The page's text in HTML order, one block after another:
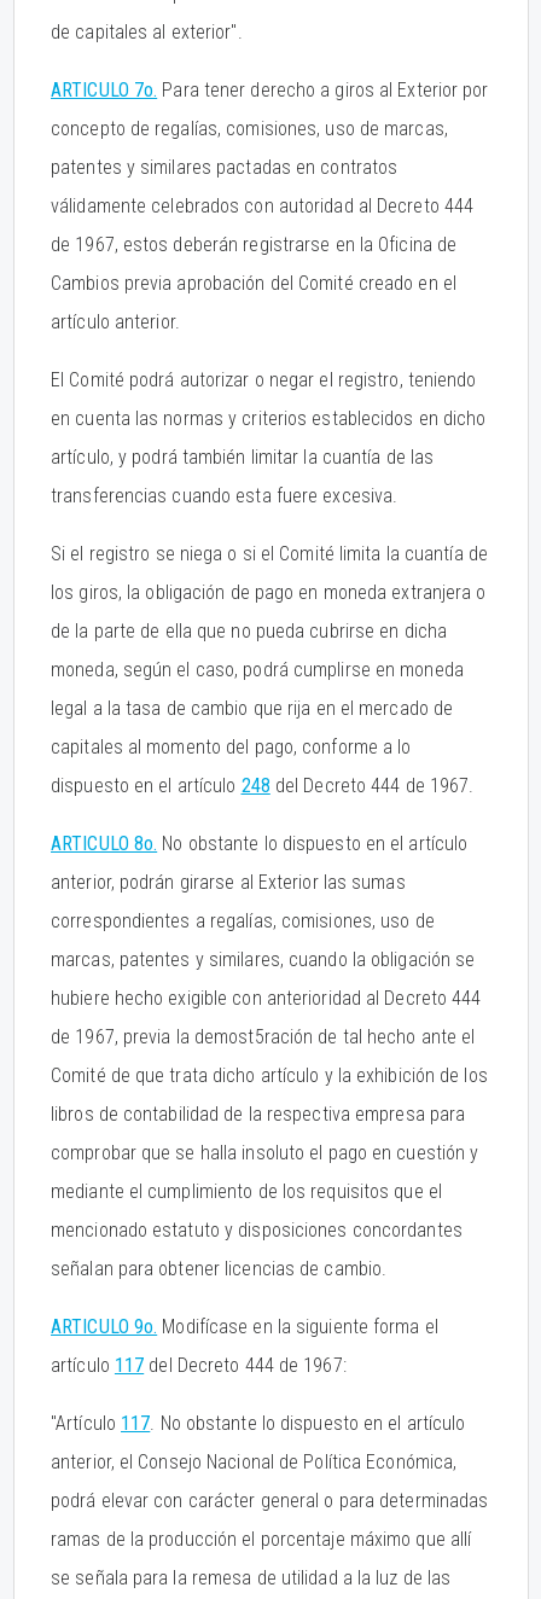
de capitales al exterior".
ARTICULO 7o. Para tener derecho a giros al Exterior por
concepto de regalías, comisiones, uso de marcas,
patentes y similares pactadas en contratos
válidamente celebrados con autoridad al Decreto 444
de 1967, estos deberán registrarse en la Oficina de
Cambios previa aprobación del Comité creado en el
artículo anterior.
El Comité podrá autorizar o negar el registro, teniendo
en cuenta las normas y criterios establecidos en dicho
artículo, y podrá también limitar la cuantía de las
transferencias cuando esta fuere excesiva.
Si el registro se niega o si el Comité limita la cuantía de
los giros, la obligación de pago en moneda extranjera o
de la parte de ella que no pueda cubrirse en dicha
moneda, según el caso, podrá cumplirse en moneda
legal a la tasa de cambio que rija en el mercado de
capitales al momento del pago, conforme a lo
dispuesto en el artículo 248 del Decreto 444 de 1967.
ARTICULO 8o. No obstante lo dispuesto en el artículo
anterior, podrán girarse al Exterior las sumas
correspondientes a regalías, comisiones, uso de
marcas, patentes y similares, cuando la obligación se
hubiere hecho exigible con anterioridad al Decreto 444
de 1967, previa la demost5ración de tal hecho ante el
Comité de que trata dicho artículo y la exhibición de los
libros de contabilidad de la respectiva empresa para
comprobar que se halla insoluto el pago en cuestión y
mediante el cumplimiento de los requisitos que el
mencionado estatuto y disposiciones concordantes
señalan para obtener licencias de cambio.
ARTICULO 9o. Modifícase en la siguiente forma el
artículo 117 del Decreto 444 de 1967:
"Artículo 117. No obstante lo dispuesto en el artículo
anterior, el Consejo Nacional de Política Económica,
podrá elevar con carácter general o para determinadas
ramas de la producción el porcentaje máximo que allí
se señala para la remesa de utilidad a la luz de las